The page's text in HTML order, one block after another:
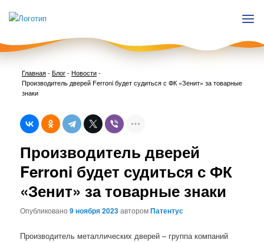
Главная-Блог- Новости-
Производитель дверей Ferroni будет судиться с ФК «Зенит» за товарные
знаки
Производитель дверей
Ferroni будет судиться с ФК
«Зенит» за товарные знаки
Опубликовано9 ноября 2023авторомПатентус
Производитель металлических дверей – группа компаний